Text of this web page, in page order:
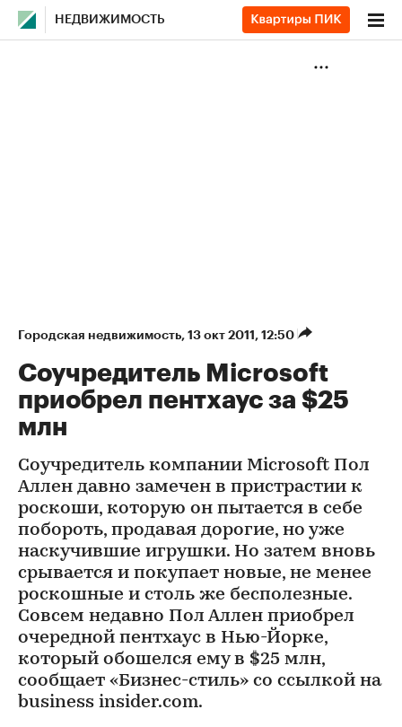
НЕДВИЖИМОСТЬ
Городская недвижимость⁠, 13 окт 2011, 12:50
Соучредитель Microsoft
приобрел пентхаус за $25
млн
Соучредитель компании Microsoft Пол
Аллен давно замечен в пристрастии к
роскоши, которую он пытается в себе
побороть, продавая дорогие, но уже
наскучившие игрушки. Но затем вновь
срывается и покупает новые, не менее
роскошные и столь же бесполезные.
Совсем недавно Пол Аллен приобрел
очередной пентхаус в Нью-Йорке,
который обошелся ему в $25 млн,
сообщает «Бизнес-стиль» со ссылкой на
business insider.com.